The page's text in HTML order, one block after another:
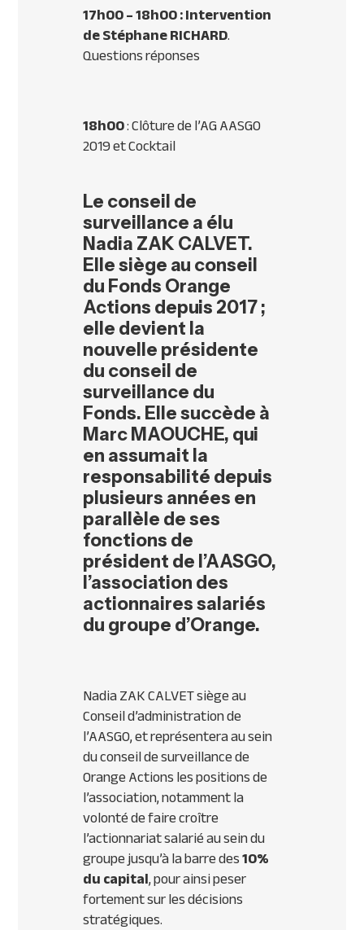
17h00 – 18h00 : Intervention
de Stéphane RICHARD.
Questions réponses
18h00: Clôture de l’AG AASGO
2019 et Cocktail
Le conseil de
surveillance a élu
Nadia ZAK CALVET.
Elle siège au conseil
du Fonds Orange
Actions depuis 2017 ;
elle devient la
nouvelle présidente
du conseil de
surveillance du
Fonds. Elle succède à
Marc MAOUCHE, qui
en assumait la
responsabilité depuis
plusieurs années en
parallèle de ses
fonctions de
président de l’AASGO,
l’association des
actionnaires salariés
du groupe d’Orange.
Nadia ZAK CALVET siège au
Conseil d’administration de
l’AASGO, et représentera au sein
du conseil de surveillance de
Orange Actions les positions de
l’association, notamment la
volonté de faire croître
l’actionnariat salarié au sein du
groupe jusqu’à la barre des10%
du capital, pour ainsi peser
fortement sur les décisions
stratégiques.